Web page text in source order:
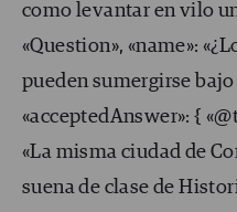
como levantar en vilo
«Question», «name»:
pueden sumergirse bajo
«acceptedAnswer»: {
«La misma ciudad de
suena de clase de